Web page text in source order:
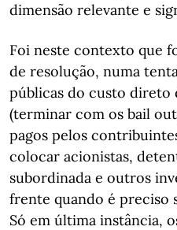
dimensão relevante e
Foi neste contexto que
de resolução, numa
públicas do custo direto
(terminar com os bail
pagos pelos
colocar acionistas,
subordinada e outros
frente quando é preciso
Só em última instância,